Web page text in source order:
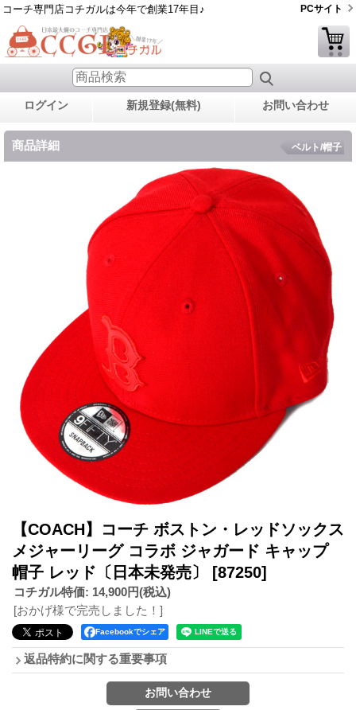
コーチ専門店コチガルは今年で創業17年目♪ PCサイト
ログイン 新規登録(無料) お問い合わせ
商品詳細 ベルト/帽子
【COACH】コーチ ボストン・レッドソックス
メジャーリーグ コラボ ジャガード キャップ
帽子 レッド〔日本未発売〕 [87250]
コチガル特価: 14,900円(税込)
[おかげ様で完売しました！]
Facebookでシェア
返品特約に関する重要事項